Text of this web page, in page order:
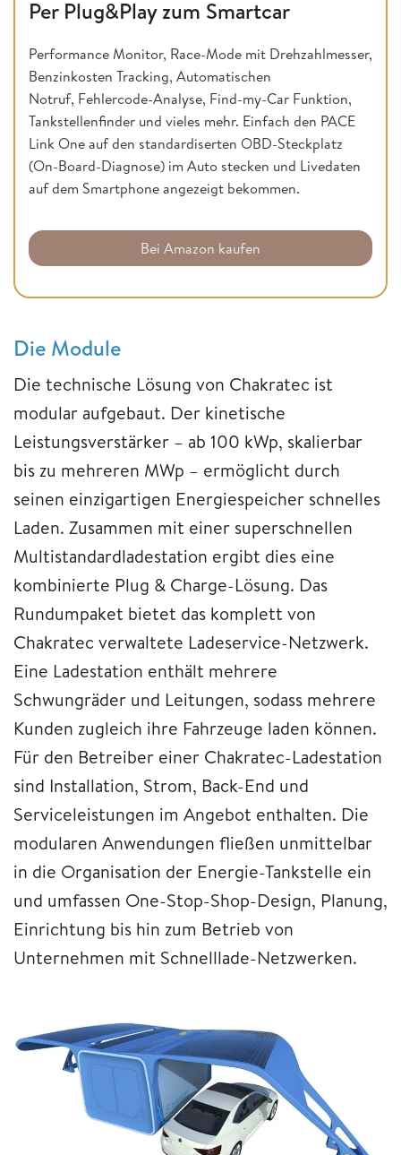
Per Plug&Play zum Smartcar
Performance Monitor, Race-Mode mit Drehzahlmesser,
Benzinkosten Tracking, Automatischen
Notruf, Fehlercode-Analyse, Find-my-Car Funktion,
Tankstellenfinder und vieles mehr. Einfach den PACE
Link One auf den standardiserten OBD-Steckplatz
(On-Board-Diagnose) im Auto stecken und Livedaten
auf dem Smartphone angezeigt bekommen.
Bei Amazon kaufen
Die Module
Die technische Lösung von Chakratec ist
modular aufgebaut. Der kinetische
Leistungsverstärker – ab 100 kWp, skalierbar
bis zu mehreren MWp – ermöglicht durch
seinen einzigartigen Energiespeicher schnelles
Laden. Zusammen mit einer superschnellen
Multistandardladestation ergibt dies eine
kombinierte Plug & Charge-Lösung. Das
Rundumpaket bietet das komplett von
Chakratec verwaltete Ladeservice-Netzwerk.
Eine Ladestation enthält mehrere
Schwungräder und Leitungen, sodass mehrere
Kunden zugleich ihre Fahrzeuge laden können.
Für den Betreiber einer Chakratec-Ladestation
sind Installation, Strom, Back-End und
Serviceleistungen im Angebot enthalten. Die
modularen Anwendungen fließen unmittelbar
in die Organisation der Energie-Tankstelle ein
und umfassen One-Stop-Shop-Design, Planung,
Einrichtung bis hin zum Betrieb von
Unternehmen mit Schnelllade-Netzwerken.